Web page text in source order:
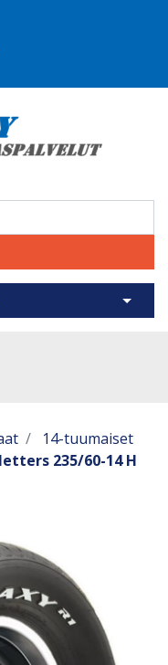
Avaa
14-tuumaiset
235/60-14 H